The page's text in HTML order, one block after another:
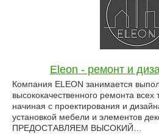
Eleon - ремонт и
Компания ELEON занимается
высококачественного ремонта
начиная с проектирования и
установкой мебели и элементов
ПРЕДОСТАВЛЯЕМ ВЫСОКИЙ…